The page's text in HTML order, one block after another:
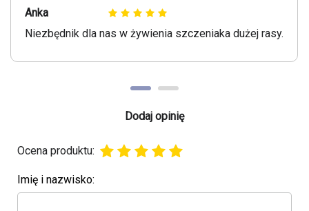
Anka
Niezbędnik dla nas w żywienia szczeniaka dużej rasy.
Dodaj opinię
Ocena produktu:
Imię i nazwisko: